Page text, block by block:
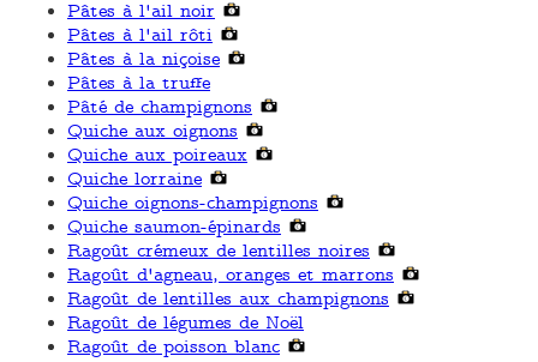
Pâtes à l'ail noir
Pâtes à l'ail rôti
Pâtes à la niçoise
Pâtes à la truffe
Pâté de champignons
Quiche aux oignons
Quiche aux poireaux
Quiche lorraine
Quiche oignons-champignons
Quiche saumon-épinards
Ragoût crémeux de lentilles noires
Ragoût d'agneau, oranges et marrons
Ragoût de lentilles aux champignons
Ragoût de légumes de Noël
Ragoût de poisson blanc